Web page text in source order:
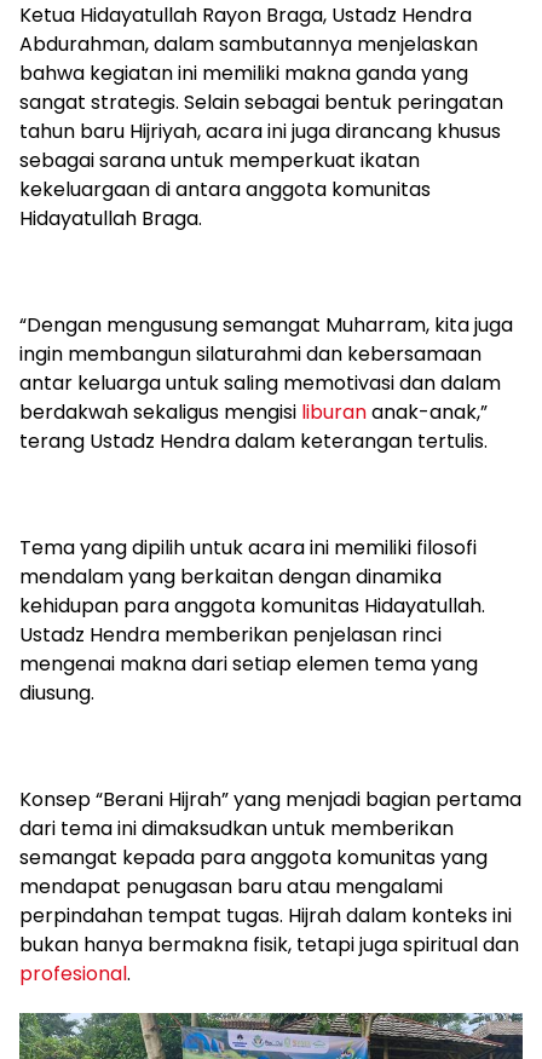
Ketua Hidayatullah Rayon Braga, Ustadz Hendra
Abdurahman, dalam sambutannya menjelaskan
bahwa kegiatan ini memiliki makna ganda yang
sangat strategis. Selain sebagai bentuk peringatan
tahun baru Hijriyah, acara ini juga dirancang khusus
sebagai sarana untuk memperkuat ikatan
kekeluargaan di antara anggota komunitas
Hidayatullah Braga.
“Dengan mengusung semangat Muharram, kita juga
ingin membangun silaturahmi dan kebersamaan
antar keluarga untuk saling memotivasi dan dalam
berdakwah sekaligus mengisi liburananak-anak,”
terang Ustadz Hendra dalam keterangan tertulis.
Tema yang dipilih untuk acara ini memiliki filosofi
mendalam yang berkaitan dengan dinamika
kehidupan para anggota komunitas Hidayatullah.
Ustadz Hendra memberikan penjelasan rinci
mengenai makna dari setiap elemen tema yang
diusung.
Konsep “Berani Hijrah” yang menjadi bagian pertama
dari tema ini dimaksudkan untuk memberikan
semangat kepada para anggota komunitas yang
mendapat penugasan baru atau mengalami
perpindahan tempat tugas. Hijrah dalam konteks ini
bukan hanya bermakna fisik, tetapi juga spiritual dan
profesional.